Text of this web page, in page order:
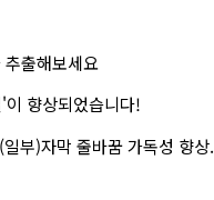
출해보세요
향상되었습니다!
부)자막 줄바꿈 가독성 향상.